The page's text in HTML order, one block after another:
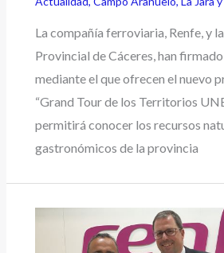
La compañía ferroviaria, Renfe, y
Provincial de Cáceres, han
mediante el que ofrecen el nuevo
“Grand Tour de los Territorios
permitirá conocer los recursos
gastronómicos de la provincia